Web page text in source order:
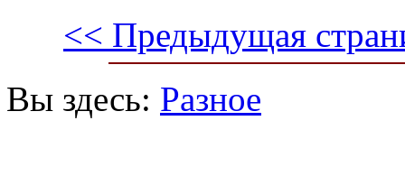
<< Предыдущая
Вы здесь: Разное